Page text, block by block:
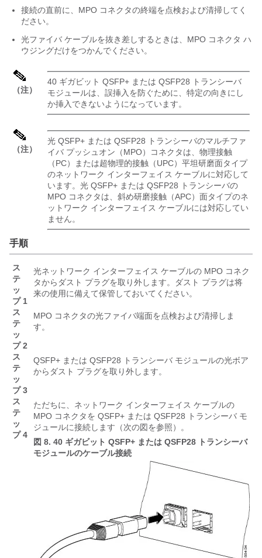
接続の直前に、MPO コネクタの終端を点検および清掃してく
ださい。
光ファイバ ケーブルを抜き差しするときは、MPO コネクタ ハ
ウジングだけをつかんでください。
（注）
40 ギガビット QSFP+ または QSFP28 トランシーバ
モジュールは、誤挿入を防ぐために、特定の向きにし
か挿入できないようになっています。
（注）
光 QSFP+ または QSFP28 トランシーバのマルチファ
イバ プッシュオン（MPO）コネクタは、物理接触
（PC）または超物理的接触（UPC）平坦研磨面タイプ
のネットワーク インターフェイス ケーブルに対応して
います。光 QSFP+ または QSFP28 トランシーバの
MPO コネクタは、斜め研磨接触（APC）面タイプのネ
ットワーク インターフェイス ケーブルには対応してい
ません。
手順
ス
テ
ッ
プ 1
光ネットワーク インターフェイス ケーブルの MPO コネク
タからダスト プラグを取り外します。ダスト プラグは将
来の使用に備えて保管しておいてください。
ス
テ
ッ
プ 2
MPO コネクタの光ファイバ端面を点検および清掃しま
す。
ス
テ
ッ
プ 3
QSFP+ または QSFP28 トランシーバ モジュールの光ボア
からダスト プラグを取り外します。
ス
テ
ッ
プ 4
ただちに、ネットワーク インターフェイス ケーブルの
MPO コネクタを QSFP+ または QSFP28 トランシーバ モ
ジュールに接続します（次の図を参照）。
図 8. 40 ギガビット QSFP+ または QSFP28 トランシーバ
モジュールのケーブル接続